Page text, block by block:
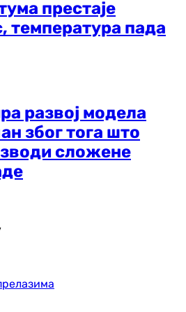
престаје
температура пада
развој модела
због тога што
сложене